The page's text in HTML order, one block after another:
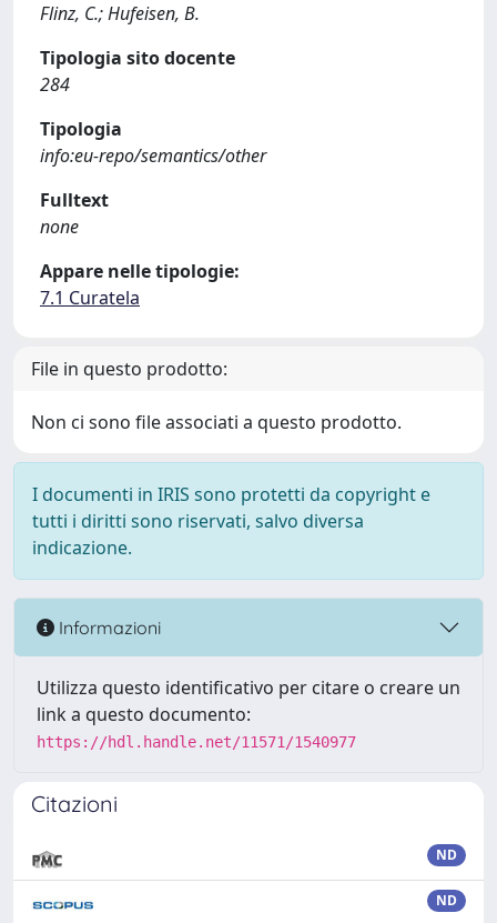
Flinz, C.; Hufeisen, B.
Tipologia sito docente
284
Tipologia
info:eu-repo/semantics/other
Fulltext
none
Appare nelle tipologie:
7.1 Curatela
File in questo prodotto:
Non ci sono file associati a questo prodotto.
I documenti in IRIS sono protetti da copyright e
tutti i diritti sono riservati, salvo diversa
indicazione.
Informazioni
Utilizza questo identificativo per citare o creare un
link a questo documento:
https://hdl.handle.net/11571/1540977
Citazioni
ND
ND